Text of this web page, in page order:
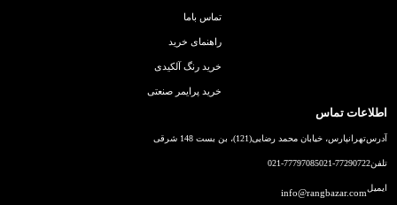
تماس باما
راهنمای خرید
خرید رنگ آلکیدی
خرید پرایمر صنعتی
اطلاعات تماس
آدرستهرانپارس، خیابان محمد رضایی(121)، بن بست 148 شرقی
تلفن021-77290722
021-77797085
ایمیلinfo@rangbazar.com